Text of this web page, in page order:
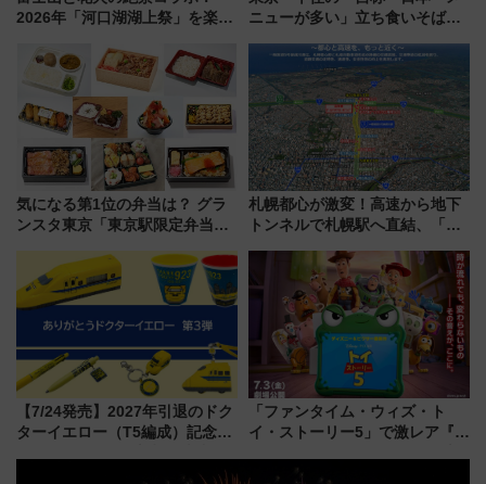
2026年「河口湖湖上祭」を楽し
ススメ
ニューが多い」立ち食いそば屋
地のふらっと立ち食いそば』
7/27夜10時～放送
気になる第1位の弁当は？ グラ
ンスタ東京「東京駅限定弁当
札幌都心が激変！高速から地下
トンネルで札幌駅へ直結、「創
から本格着工、延長4.8km整備
事業の全貌
【7/24発売】2027年引退のドク
ターイエロー（T5編成）記念グ
送の目覚まし時計など通販・販
「ファンタイム・ウィズ・ト
イ・ストーリー5」で激レア『ロ
デコレーションも徹底解説